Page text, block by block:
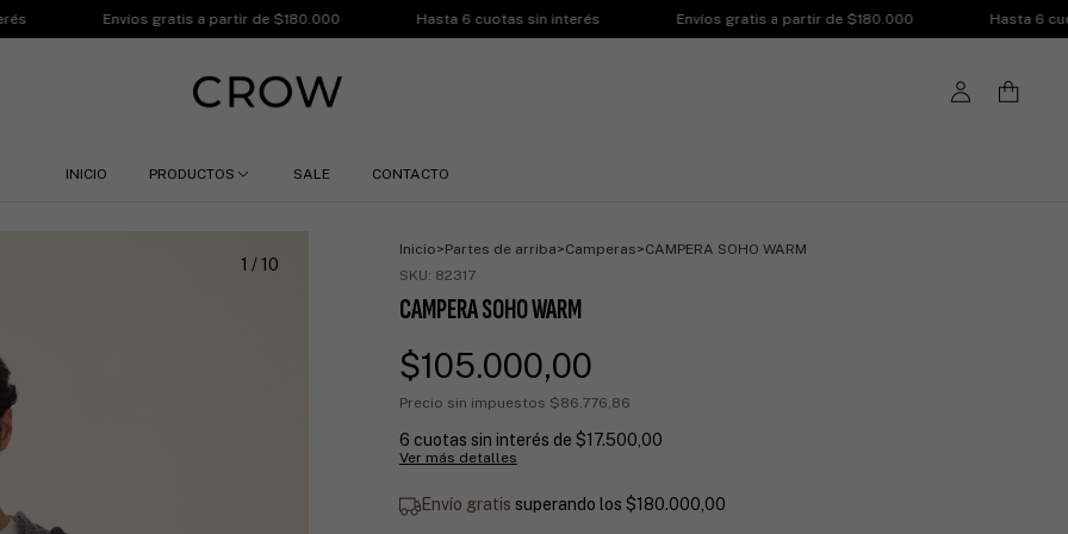
Envíos gratis a partir de $180.000 Hasta 6 cuotas sin interés Envíos gratis a partir de $180.000 Hasta 6 cuotas sin
INICIO PRODUCTOS SALE CONTACTO
1 / 10
Inicio>Partes de arriba>Camperas>CAMPERA SOHO WARM
SKU: 82317
CAMPERA SOHO WARM
$105.000,00
Precio sin impuestos $86.776,86
6 cuotas sin interés de $17.500,00
Ver más detalles
Envío gratis superando los$180.000,00